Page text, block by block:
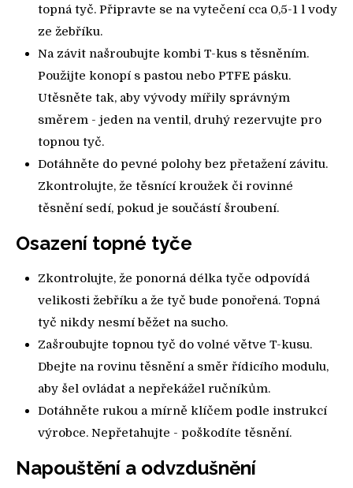
topná tyč. Připravte se na vytečení cca 0,5-1 l vody
ze žebříku.
Na závit našroubujte kombi T-kus s těsněním.
Použijte konopí s pastou nebo PTFE pásku.
Utěsněte tak, aby vývody mířily správným
směrem - jeden na ventil, druhý rezervujte pro
topnou tyč.
Dotáhněte do pevné polohy bez přetažení závitu.
Zkontrolujte, že těsnící kroužek či rovinné
těsnění sedí, pokud je součástí šroubení.
Osazení topné tyče
Zkontrolujte, že ponorná délka tyče odpovídá
velikosti žebříku a že tyč bude ponořená. Topná
tyč nikdy nesmí běžet na sucho.
Zašroubujte topnou tyč do volné větve T-kusu.
Dbejte na rovinu těsnění a směr řídicího modulu,
aby šel ovládat a nepřekážel ručníkům.
Dotáhněte rukou a mírně klíčem podle instrukcí
výrobce. Nepřetahujte - poškodíte těsnění.
Napouštění a odvzdušnění